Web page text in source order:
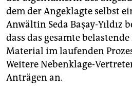
dem der Angeklagte selbst
Anwältin Seda Başay-Yıldız
dass das gesamte
Material im laufenden
Weitere Nebenklage-
Anträgen an.